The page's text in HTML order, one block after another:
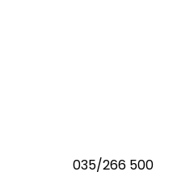
035/266 500